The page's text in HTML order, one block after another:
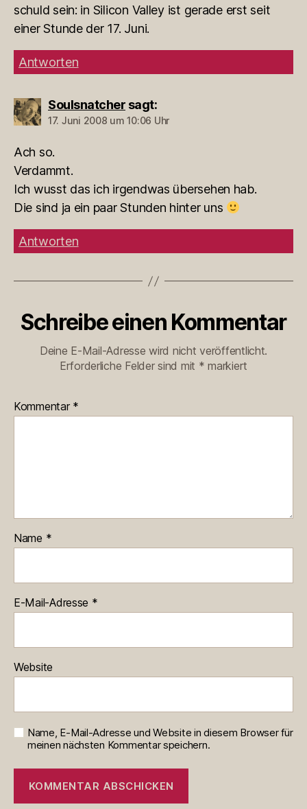
schuld sein: in Silicon Valley ist gerade erst seit
einer Stunde der 17. Juni.
Antworten
Soulsnatcher sagt:
17. Juni 2008 um 10:06 Uhr
Ach so.
Verdammt.
Ich wusst das ich irgendwas übersehen hab.
Die sind ja ein paar Stunden hinter uns
Antworten
Schreibe einen Kommentar
Deine E-Mail-Adresse wird nicht veröffentlicht.
Erforderliche Felder sind mit * markiert
Kommentar *
Name *
E-Mail-Adresse *
Website
Name, E-Mail-Adresse und Website in diesem Browser für
meinen nächsten Kommentar speichern.